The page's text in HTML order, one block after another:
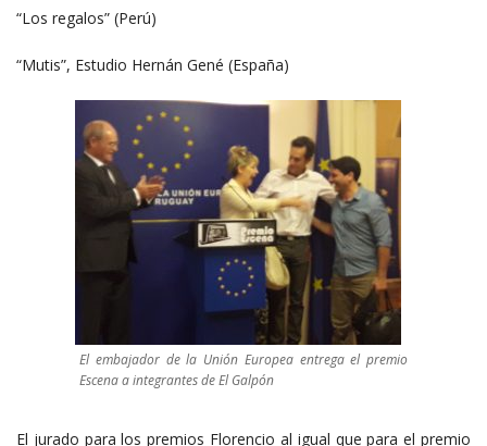
“Los regalos” (Perú)
“Mutis”, Estudio Hernán Gené (España)
El embajador de la Unión Europea entrega el premio
Escena a integrantes de El Galpón
El jurado para los premios Florencio al igual que para el premio